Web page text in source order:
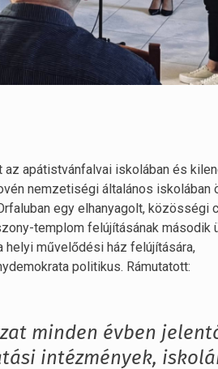
apátistvánfalvai iskolában és
nemzetiségi általános iskolában
egy elhanyagolt, közösségi
templom felújításának második
művelődési ház felújítására,
politikus. Rámutatott:
minden évben
intézmények,